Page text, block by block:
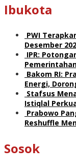
Ibukota
PWI
Desember
IPR:
Bakom RI:
Energi,
Stafsus
Istiqlal
Prabowo
Reshuffle
Sosok